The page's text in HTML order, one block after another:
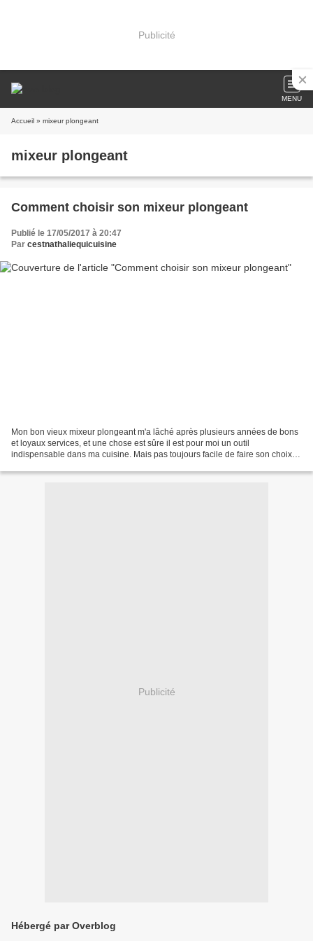
Publicité
MENU
Accueil » mixeur plongeant
mixeur plongeant
Comment choisir son mixeur plongeant
Publié le 17/05/2017 à 20:47
Par cestnathaliequicuisine
Mon bon vieux mixeur plongeant m'a lâché après plusieurs années de bons
et loyaux services, et une chose est sûre il est pour moi un outil
indispensable dans ma cuisine. Mais pas toujours facile de faire son choix
Publicité
Hébergé par Overblog